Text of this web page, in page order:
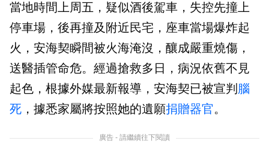
當地時間上周五，疑似酒後駕車，失控先撞上
停車場，後再撞及附近民宅，座車當場爆炸起
火，安海契瞬間被火海淹沒，釀成嚴重燒傷，
送醫插管命危。經過搶救多日，病況依舊不見
起色，根據外媒最新報導，安海契已被宣判 腦
死 ，據悉家屬將按照她的遺願捐贈器官。
廣告 - 請繼續往下閱讀